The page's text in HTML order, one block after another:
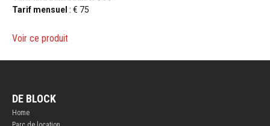
Tarif mensuel : € 75
Voir ce produit
DE BLOCK
Home